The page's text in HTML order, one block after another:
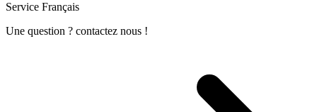
Service Français
Une question ? contactez nous !